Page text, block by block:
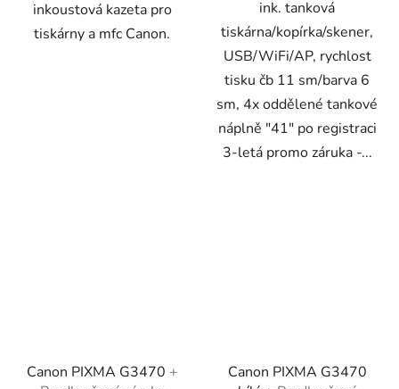
inkoustová kazeta pro
tiskárny a mfc Canon.
ink. tanková
tiskárna/kopírka/skener,
USB/WiFi/AP, rychlost
tisku čb 11 sm/barva 6
sm, 4x oddělené tankové
náplně "41" po registraci
3-letá promo záruka -...
Canon PIXMA G3470 +
Canon PIXMA G3470